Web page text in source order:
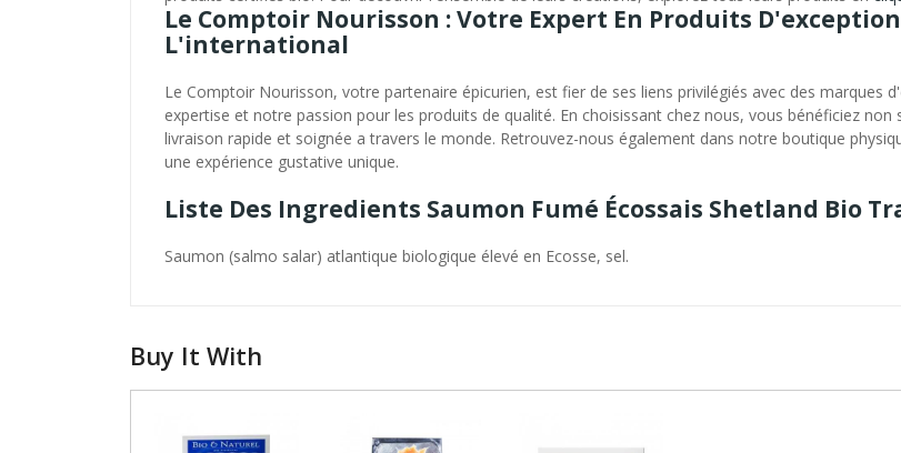
Le Comptoir Nourisson : Votre Expert En Produits
L'international
Le Comptoir Nourisson, votre partenaire épicurien, est fier de ses liens privilégiés avec des marques
expertise et notre passion pour les produits de qualité. En choisissant chez nous, vous bénéficiez
livraison rapide et soignée a travers le monde. Retrouvez-nous également dans notre boutique
une expérience gustative unique.
Liste Des Ingredients Saumon Fumé Écossais Shetland Bio
Saumon (salmo salar) atlantique biologique élevé en Ecosse, sel.
Buy It With